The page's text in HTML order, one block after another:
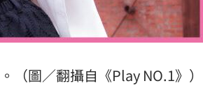
（圖／翻攝自《Play NO.1》）